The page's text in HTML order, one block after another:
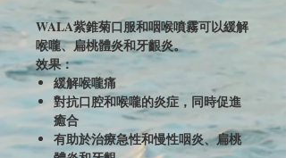
WALA紫錐菊口服和咽喉噴霧可以緩解
喉嚨、扁桃體炎和牙齦炎。
效果：
緩解喉嚨痛
對抗口腔和喉嚨的炎症，同時促進
癒合
有助於治療急性和慢性咽炎、扁桃